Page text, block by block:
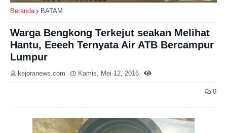
Beranda BATAM
Warga Bengkong Terkejut seakan Melihat
Hantu, Eeeeh Ternyata Air ATB Bercampur
Lumpur
kejoranews.com Kamis, Mei 12, 2016
0